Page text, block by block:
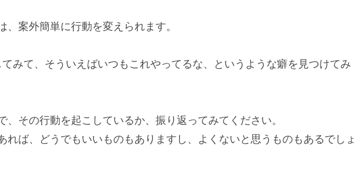
、案外簡単に行動を変えられます。
みて、そういえばいつもこれやってるな、というような癖を見つけてみ
、その行動を起こしているか、振り返ってみてください。
れば、どうでもいいものもありますし、よくないと思うものもあるでしょ